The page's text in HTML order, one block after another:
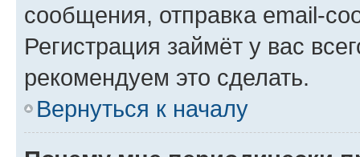
сообщения, отправка email-
Регистрация займёт у вас
рекомендуем это сделать.
Вернуться к началу